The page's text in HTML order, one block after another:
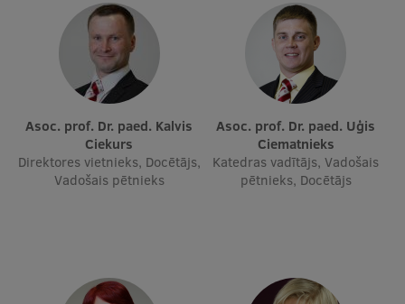
Profesionālās pilnveides kursi
ESF kvalifikācijas celšanas kursi
Pedagoģiskās izaugsmes centrs
Kvalifikācijas atbilstības pārbaude
Zinātniskie institūti un laboratorijas
Asoc. prof. Dr. paed. Kalvis
Ciekurs
Direktores vietnieks, Docētājs,
Vadošais pētnieks
Asoc. prof. Dr. paed. Uģis
Ciematnieks
Katedras vadītājs, Vadošais
pētnieks, Docētājs